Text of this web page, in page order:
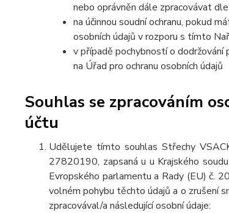
nebo oprávněn dále zpracovávat
na účinnou soudní ochranu, pokud
osobních údajů v rozporu s tímto
v případě pochybností o dodržování
na Úřad pro ochranu osobních údajů
Souhlas se zpracováním
účtu
Udělujete tímto souhlas Střechy
27820190, zapsaná u u Krajského
Evropského parlamentu a Rady (EU) č.
volném pohybu těchto údajů a o zrušení
zpracovával/a následující osobní údaje: